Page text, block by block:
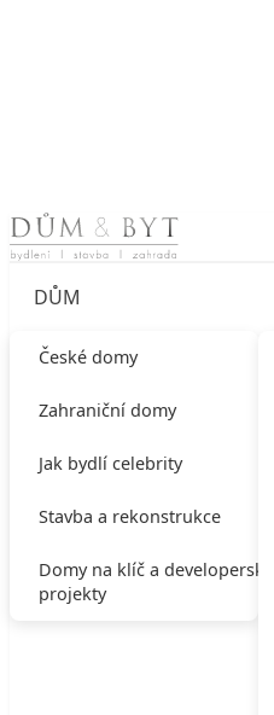
Skip to content
DŮM
České domy
Zahraniční domy
Jak bydlí celebrity
Stavba a rekonstrukce
Domy na klíč a developerské
projekty